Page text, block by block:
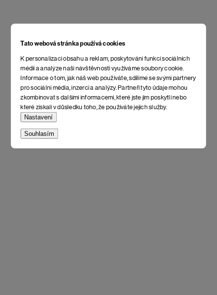
Tato webová stránka používá cookies
K personalizaci obsahu a reklam, poskytování funkcí sociálních
médií a analýze naší návštěvnosti využíváme soubory cookie.
Informace o tom, jak náš web používáte, sdílíme se svými partnery
pro sociální média, inzerci a analýzy. Partneři tyto údaje mohou
zkombinovat s dalšími informacemi, které jste jim poskytli nebo
které získali v důsledku toho, že používáte jejich služby.
Nastavení
Souhlasím